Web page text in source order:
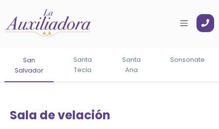
San
Salvador
Santa
Tecla
Santa
Ana
Sonsonate
Sala de velación